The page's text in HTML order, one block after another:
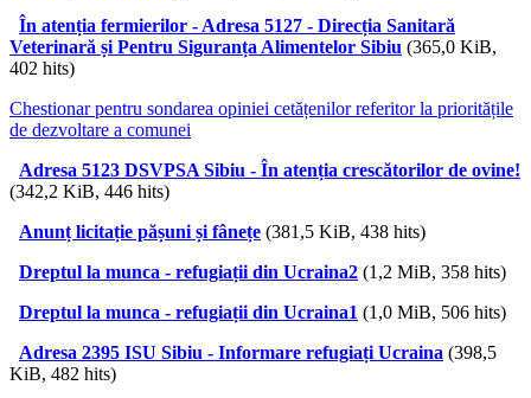
În atenția fermierilor - Adresa 5127 - Direcția Sanitară
Veterinară și Pentru Siguranța Alimentelor Sibiu (365,0 KiB,
402 hits)
Chestionar pentru sondarea opiniei cetățenilor referitor la prioritățile
de dezvoltare a comunei
Adresa 5123 DSVPSA Sibiu - În atenția crescătorilor de ovine!
(342,2 KiB, 446 hits)
Anunț licitație pășuni și fânețe (381,5 KiB, 438 hits)
Dreptul la munca - refugiații din Ucraina2 (1,2 MiB, 358 hits)
Dreptul la munca - refugiații din Ucraina1 (1,0 MiB, 506 hits)
Adresa 2395 ISU Sibiu - Informare refugiați Ucraina (398,5
KiB, 482 hits)